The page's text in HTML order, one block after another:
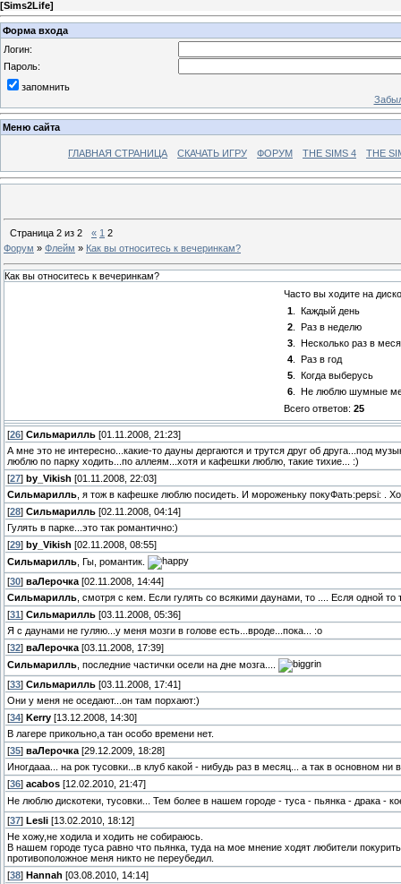
[Sims2Life]
Форма входа
Логин:
Пароль:
запомнить
Меню сайта
ГЛАВНАЯ СТРАНИЦА СКАЧАТЬ ИГРУ ФОРУМ THE SIMS 4 THE
Страница 2 из 2 « 1 2
Форум » Флейм » Как вы относитесь к вечеринкам?
Как вы относитесь к вечеринкам?
Часто вы ходите на
1
Каждый день
2
Раз в неделю
3
Несколько раз в
4
Раз в год
5
Когда выберусь
6
Не люблю шумные
Всего ответов: 25
[26] Сильмарилль [01.11.2008, 21:23]
А мне это не интересно...какие-то дауны дергаются и трутся друг об друга...под
люблю по парку ходить...по аллеям...хотя и кафешки люблю, такие тихие... :)
[27] by_Vikish [01.11.2008, 22:03]
Сильмарилль , я тож в кафешке люблю посидеть. И мороженьку покуФать:pepsi: .
[28] Сильмарилль [02.11.2008, 04:14]
Гулять в парке...это так романтично:)
[29] by_Vikish [02.11.2008, 08:55]
Сильмарилль , Гы, романтик.
[30] ваЛерочка [02.11.2008, 14:44]
Сильмарилль , смотря с кем. Если гулять со всякими даунами, то .... Есля одной то
[31 ] Сильмарилль [03.11.2008, 05:36]
Я с даунами не гуляю...у меня мозги в голове есть...вроде...пока... :o
[32] ваЛерочка [03.11.2008, 17:39]
Сильмарилль , последние частички осели на дне мозга....
[33] Сильмарилль [03.11.2008, 17:41]
Они у меня не оседают...он там порхают:)
[34] Kerry [13.12.2008, 14:30]
В лагере прикольно,а тан особо времени нет.
[35] ваЛерочка [29.12.2009, 18:28]
Иногдааа... на рок тусовки...в клуб какой - нибудь раз в месяц... а так в основном
[36] acabos [12.02.2010, 21:47]
Не люблю дискотеки, тусовки... Тем более в нашем городе - туса - пьянка - драка -
[37] Lesli [13.02.2010, 18:12]
Не хожу,не ходила и ходить не собираюсь.
В нашем городе туса равно что пьянка, туда на мое мнение ходят любители
противоположное меня никто не переубедил.
[38] Hannah [03.08.2010, 14:14]